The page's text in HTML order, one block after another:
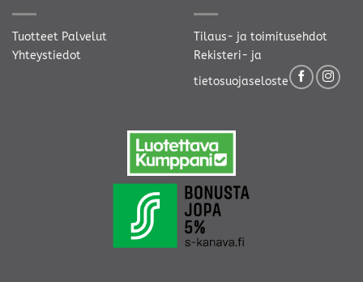
Tuotteet Palvelut
Yhteystiedot
Tilaus- ja toimitusehdot
Rekisteri- ja
tietosuojaseloste